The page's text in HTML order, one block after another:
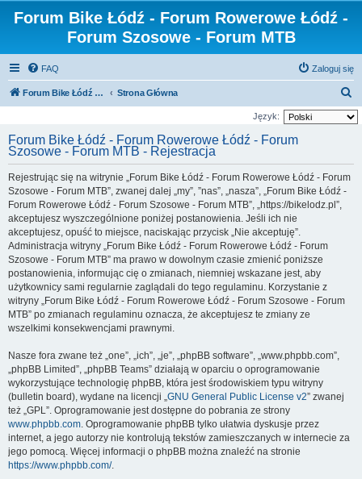
Forum Bike Łódź - Forum Rowerowe Łódź -
Forum Szosowe - Forum MTB
FAQ Zaloguj się
Forum Bike Łódź - Forum Rowerowe Łódź - Forum Szosowe - Forum MTB Strona Główna
z
Język:
Forum Bike Łódź - Forum Rowerowe Łódź - Forum
Szosowe - Forum MTB - Rejestracja
Rejestrując się na witrynie „Forum Bike Łódź - Forum Rowerowe Łódź - Forum
Szosowe - Forum MTB”, zwanej dalej „my”, ”nas”, „nasza”, „Forum Bike Łódź -
Forum Rowerowe Łódź - Forum Szosowe - Forum MTB”, „https://bikelodz.pl”,
akceptujesz wyszczególnione poniżej postanowienia. Jeśli ich nie
akceptujesz, opuść to miejsce, naciskając przycisk „Nie akceptuję”.
Administracja witryny „Forum Bike Łódź - Forum Rowerowe Łódź - Forum
Szosowe - Forum MTB” ma prawo w dowolnym czasie zmienić poniższe
postanowienia, informując cię o zmianach, niemniej wskazane jest, aby
użytkownicy sami regularnie zaglądali do tego regulaminu. Korzystanie z
witryny „Forum Bike Łódź - Forum Rowerowe Łódź - Forum Szosowe - Forum
MTB” po zmianach regulaminu oznacza, że akceptujesz te zmiany ze
wszelkimi konsekwencjami prawnymi.
Nasze fora zwane też „one”, „ich”, „je”, „phpBB software”, „www.phpbb.com”,
„phpBB Limited”, „phpBB Teams” działają w oparciu o oprogramowanie
wykorzystujące technologię phpBB, która jest środowiskiem typu witryny
(bulletin board), wydane na licencji „GNU General Public License v2” zwanej
też „GPL”. Oprogramowanie jest dostępne do pobrania ze strony
www.phpbb.com. Oprogramowanie phpBB tylko ułatwia dyskusje przez
internet, a jego autorzy nie kontrolują tekstów zamieszczanych w internecie za
jego pomocą. Więcej informacji o phpBB można znaleźć na stronie
https://www.phpbb.com/.